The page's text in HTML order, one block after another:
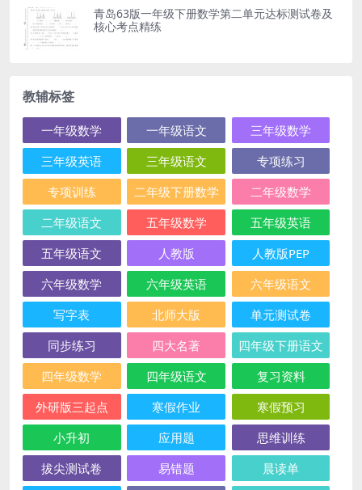
青岛63版一年级下册数学第二单元达标测试卷及
核心考点精练
教辅标签
一年级数学 一年级语文
三年级数学
三年级英语
三年级语文
专项练习
专项训练
二年级下册数学
二年级数学
二年级语文
五年级数学
五年级英语
五年级语文
人教版
人教版PEP
六年级数学
六年级英语
六年级语文
写字表
北师大版
单元测试卷
同步练习
四大名著
四年级下册语文
四年级数学
四年级语文
复习资料
外研版三起点
寒假作业
寒假预习
小升初
应用题
思维训练
拔尖测试卷
易错题 晨读单